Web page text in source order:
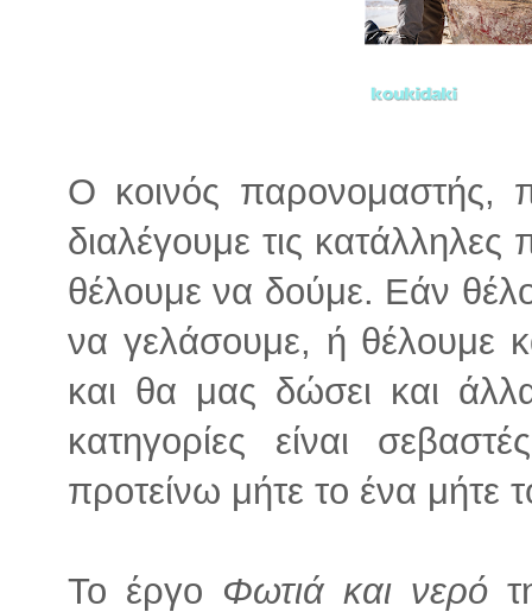
Ο κοινός παρονομαστής,
διαλέγουμε τις κατάλληλες
θέλουμε να δούμε. Εάν
να γελάσουμε, ή θέλουμε
και θα μας δώσει και
κατηγορίες είναι
προτείνω μήτε το ένα μήτε
Το έργο Φωτιά και νερό